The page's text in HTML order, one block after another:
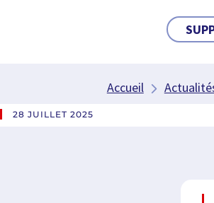
Accueil
28 JUILLET 2025